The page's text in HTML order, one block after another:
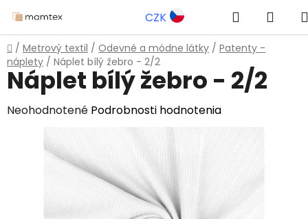
na
obsah
CZK Hľadať
Domov
/ Metrový textil / Odevné a módne látky / Patenty -
náplety / Náplet bílý žebro - 2/2
Náplet bílý žebro - 2/2
Priemerné
produktu
Neohodnotené Podrobnosti hodnotenia